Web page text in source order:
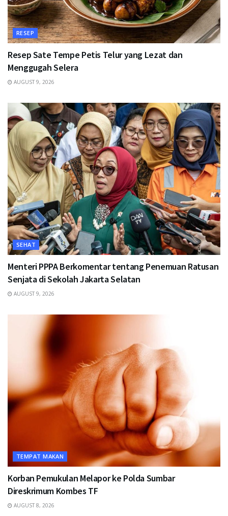
RESEP
Resep Sate Tempe Petis Telur yang Lezat dan
Menggugah Selera
AUGUST 9, 2026
SEHAT
Menteri PPPA Berkomentar tentang Penemuan Ratusan
Senjata di Sekolah Jakarta Selatan
AUGUST 9, 2026
TEMPAT MAKAN
Korban Pemukulan Melapor ke Polda Sumbar
Direskrimum Kombes TF
AUGUST 8, 2026